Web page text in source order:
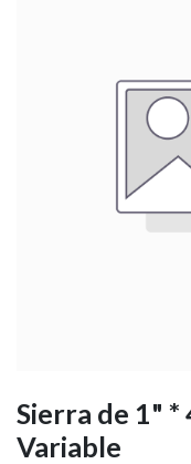
Sierra de 1" *
Variable